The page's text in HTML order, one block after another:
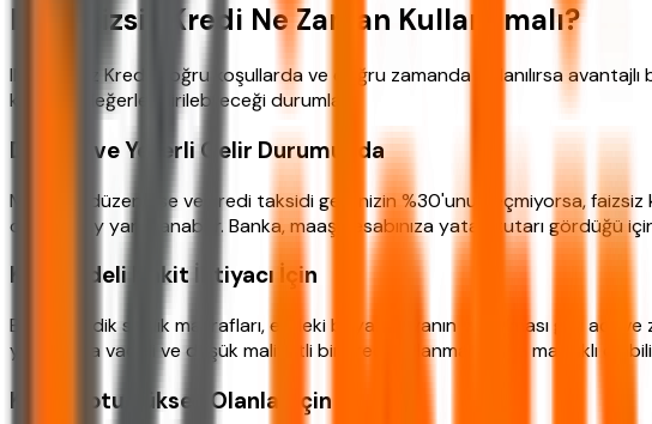
ING Faizsiz Kredi Ne Zaman Kullanılmalı?
ING Faizsiz Kredi, doğru koşullarda ve doğru zamanda kullanılırsa
kredinin değerlendirilebileceği durumlar:
Düzenli ve Yeterli Gelir Durumunda
Maaşınız düzenli ise ve kredi taksidi gelirinizin %30'unu geçmiyorsa,
daha kolay yararlanabilir. Banka, maaş hesabınıza yatan tutarı gördüğü
Kısa Vadeli Nakit İhtiyacı İçin
Beklenmedik sağlık masrafları, evdeki beyaz eşyanın bozulması gibi
yerine kısa vadeli ve düşük maliyetli bir kredi kullanmak daha mantıklı
Kredi Notu Yüksek Olanlar İçin